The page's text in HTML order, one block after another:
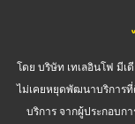
โดย บริษัท เทเลอินโฟ มีเ
ไม่เคยหยุดพัฒนาบริการ
บริการ จากผู้ประกอบก